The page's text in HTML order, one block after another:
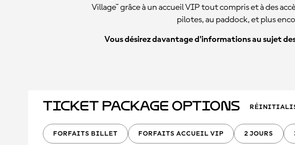
Village™ grâce à un accueil VIP tout compris et à des
pilotes, au paddock, et plus
Vous désirez davantage d'informations au sujet
Ticket Package Options
FORFAITS BILLET FORFAITS ACCUEIL VIP 2 JOURS